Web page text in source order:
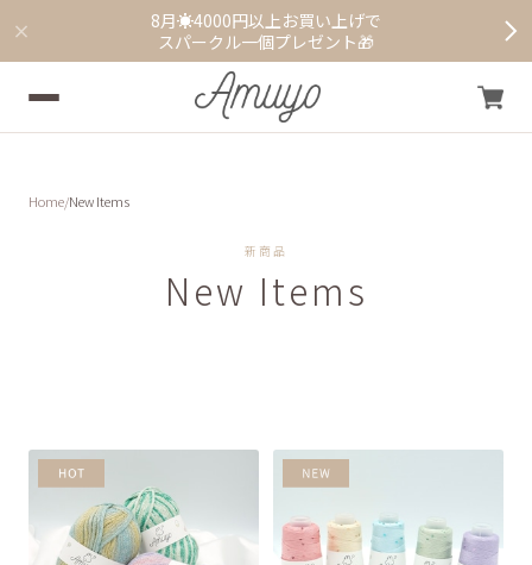
8月☀️4000円以上お買い上げで
スパークル一個プレゼント🎁
Home New Items
新商品
New Items